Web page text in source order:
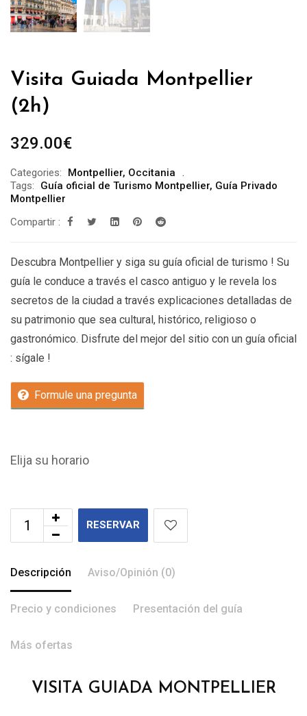
Visita Guiada Montpellier
(2h)
329.00€
Categories: Montpellier, Occitania
Tags:
Guía oficial de Turismo Montpellier, Guía Privado
Montpellier
Compartir :
Descubra Montpellier y siga su guía oficial de turismo ! Su
guía le conduce a través el casco antiguo y le revela los
secretos de la ciudad a través explicaciones detalladas de
su patrimonio que sea cultural, histórico, religioso o
gastronómico. Disfrute del mejor del sitio con un guía oficial
: sígale !
Formule una pregunta
Elija su horario
RESERVAR
Descripción Aviso/Opinión (0)
Precio y condiciones Presentación del guía
Más ofertas
VISITA GUIADA MONTPELLIER